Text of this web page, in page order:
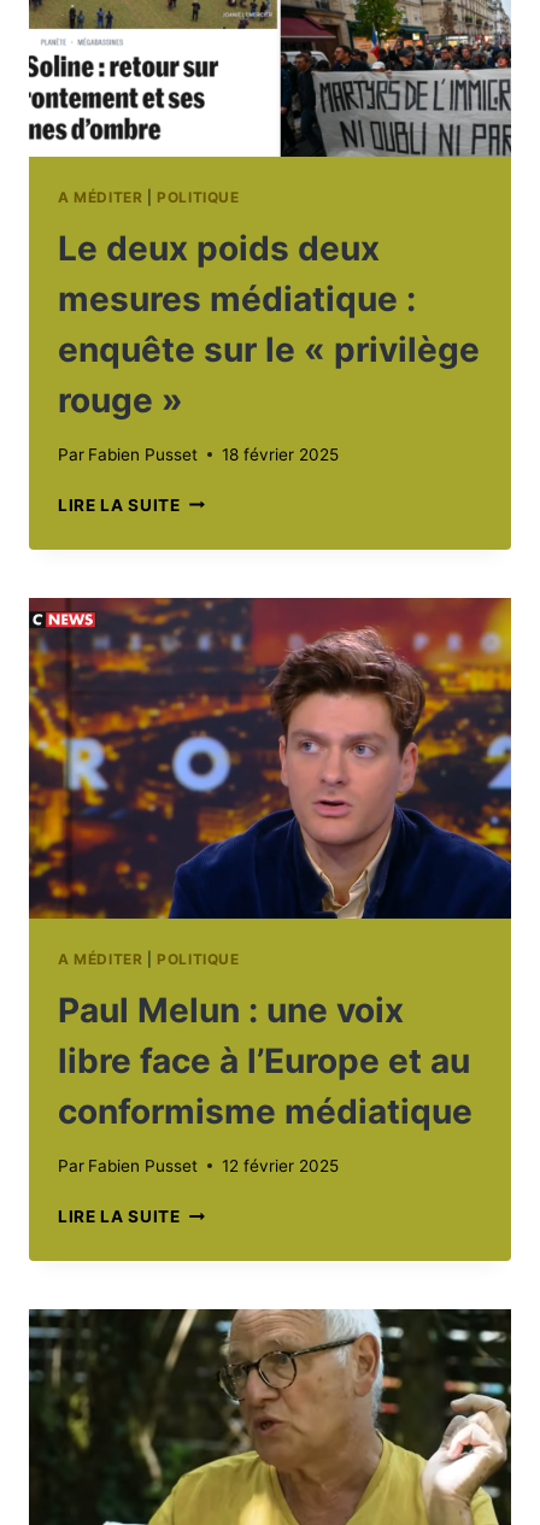
A MÉDITER POLITIQUE
Le deux poids deux
mesures médiatique :
enquête sur le « privilège
rouge »
Par Fabien Pusset 18 février 2025
LIRE LA SUITELE
POIDS
MESURES
MÉDIATIQUE
:
ENQUÊTE
SUR
LE
« PRIVILÈGE
ROUGE »
A MÉDITER POLITIQUE
Paul Melun : une voix
libre face à l’Europe et au
conformisme médiatique
Par Fabien Pusset 12 février 2025
LIRE LA SUITEPAUL
:
VOIX
LIBRE
FACE
L’EUROPE
ET
AU
CONFORMISME
MÉDIATIQUE